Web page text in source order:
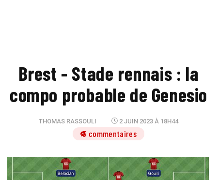
Brest - Stade rennais : la
compo probable de Genesio
THOMAS RASSOULI 2 JUIN 2023 À 18H44
3 commentaires